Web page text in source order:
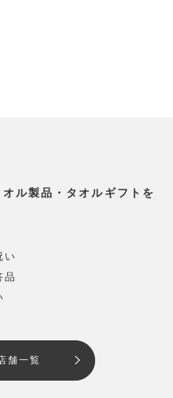
ル製品・タオルギフトを
い
品
舗一覧